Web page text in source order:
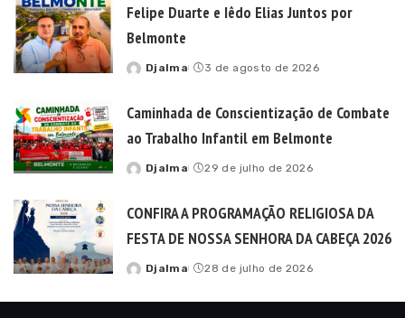
Felipe Duarte e Iêdo Elias Juntos por
Belmonte
Posted
Djalma 3 de agosto de 2026
Caminhada de Conscientização de Combate
ao Trabalho Infantil em Belmonte
Posted
Djalma 29 de julho de 2026
CONFIRA A PROGRAMAÇÃO RELIGIOSA DA
FESTA DE NOSSA SENHORA DA CABEÇA 2026
Posted
Djalma 28 de julho de 2026